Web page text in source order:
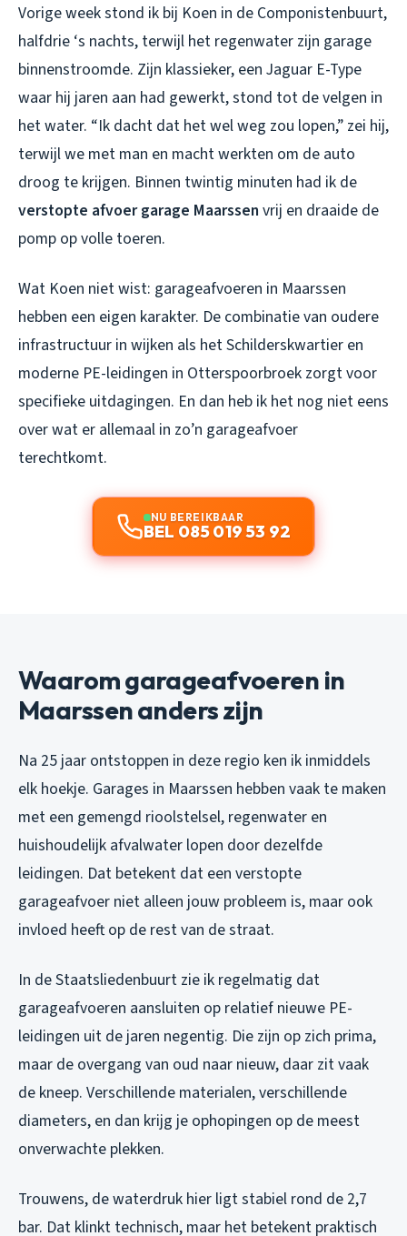
Vorige week stond ik bij Koen in de Componistenbuurt,
halfdrie ‘s nachts, terwijl het regenwater zijn garage
binnenstroomde. Zijn klassieker, een Jaguar E-Type
waar hij jaren aan had gewerkt, stond tot de velgen in
het water. “Ik dacht dat het wel weg zou lopen,” zei hij,
terwijl we met man en macht werkten om de auto
droog te krijgen. Binnen twintig minuten had ik de
verstopte afvoer garage Maarssen vrij en draaide de
pomp op volle toeren.
Wat Koen niet wist: garageafvoeren in Maarssen
hebben een eigen karakter. De combinatie van oudere
infrastructuur in wijken als het Schilderskwartier en
moderne PE-leidingen in Otterspoorbroek zorgt voor
specifieke uitdagingen. En dan heb ik het nog niet eens
over wat er allemaal in zo’n garageafvoer
terechtkomt.
NU BEREIKBAAR
BEL 085 019 53 92
Waarom garageafvoeren in
Maarssen anders zijn
Na 25 jaar ontstoppen in deze regio ken ik inmiddels
elk hoekje. Garages in Maarssen hebben vaak te maken
met een gemengd rioolstelsel, regenwater en
huishoudelijk afvalwater lopen door dezelfde
leidingen. Dat betekent dat een verstopte
garageafvoer niet alleen jouw probleem is, maar ook
invloed heeft op de rest van de straat.
In de Staatsliedenbuurt zie ik regelmatig dat
garageafvoeren aansluiten op relatief nieuwe PE-
leidingen uit de jaren negentig. Die zijn op zich prima,
maar de overgang van oud naar nieuw, daar zit vaak
de kneep. Verschillende materialen, verschillende
diameters, en dan krijg je ophopingen op de meest
onverwachte plekken.
Trouwens, de waterdruk hier ligt stabiel rond de 2,7
bar. Dat klinkt technisch, maar het betekent praktisch